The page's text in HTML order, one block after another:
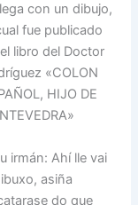
con un dibujo,
fue publicado
libro del Doctor
«COLON
HIJO DE
irmán: Ahí lle vai
asiña
do que